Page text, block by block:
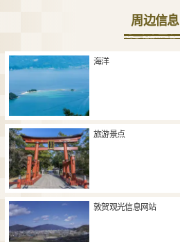
周边信息
海洋
旅游景点
敦贺观光信息网站